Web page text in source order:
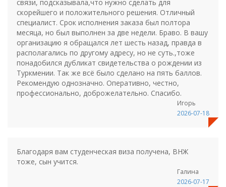
связи, подсказывала,что нужно сделать для
скорейшего и положительного решения. Отличный
специалист. Срок исполнения заказа был полтора
месяца, но был выполнен за две недели. Браво. В вашу
организацию я обращался лет шесть назад, правда в
располагались по другому адресу, но не суть.,тоже
понадобился дубликат свидетельства о рождении из
Туркмении. Так же всё было сделано на пять баллов.
Рекомендую однозначно. Оперативно, честно,
профессионально, доброжелательно. Спасибо.
Игорь
2026-07-18
Благодаря вам студенческая виза получена, ВНЖ
тоже, сын учится.
Галина
2026-07-17